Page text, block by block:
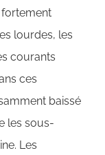
fortement
lourdes, les
courants
ces
baissé
les sous-
Les